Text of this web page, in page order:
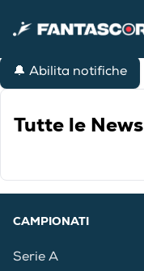
🔔 Abilita notifiche
Tutte le News
CAMPIONATI
Serie A